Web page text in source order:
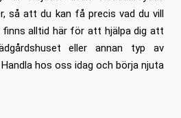
så att du kan få precis vad du vill
finns alltid här för att hjälpa dig att
eller annan typ av
hos oss idag och börja njuta